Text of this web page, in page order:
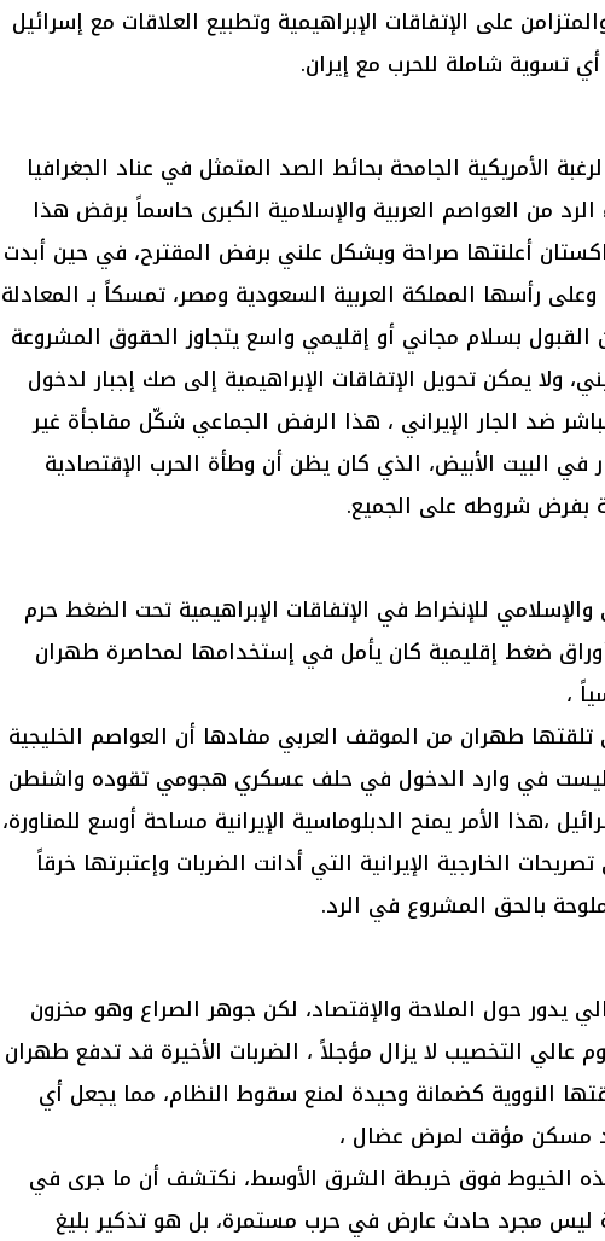
على الإتفاقات الإبراهيمية وتطبيع العلاقات مع إسرائيل
أي تسوية شاملة للحرب مع إيران.
الأمريكية الجامحة بحائط الصد المتمثل في عناد الجغرافيا
الرد من العواصم العربية والإسلامية الكبرى حاسماً برفض هذا
أعلنتها صراحة وبشكل علني برفض المقترح، في حين أبدت
وعلى رأسها المملكة العربية السعودية ومصر، تمسكاً بـ المعادلة
القبول بسلام مجاني أو إقليمي واسع يتجاوز الحقوق المشروعة
ولا يمكن تحويل الإتفاقات الإبراهيمية إلى صك إجبار لدخول
ضد الجار الإيراني ، هذا الرفض الجماعي شكّل مفاجأة غير
في البيت الأبيض، الذي كان يظن أن وطأة الحرب الإقتصادية
بفرض شروطه على الجميع.
للإنخراط في الإتفاقات الإبراهيمية تحت الضغط حرم
ضغط إقليمية كان يأمل في إستخدامها لمحاصرة طهران
،
تلقتها طهران من الموقف العربي مفادها أن العواصم الخليجية
ليست في وارد الدخول في حلف عسكري هجومي تقوده واشنطن
،هذا الأمر يمنح الدبلوماسية الإيرانية مساحة أوسع للمناورة،
الخارجية الإيرانية التي أدانت الضربات وإعتبرتها خرقاً
بالحق المشروع في الرد.
يدور حول الملاحة والإقتصاد، لكن جوهر الصراع وهو مخزون
عالي التخصيب لا يزال مؤجلاً ، الضربات الأخيرة قد تدفع طهران
النووية كضمانة وحيدة لمنع سقوط النظام، مما يجعل أي
مسكن مؤقت لمرض عضال ،
الخيوط فوق خريطة الشرق الأوسط، نكتشف أن ما جرى في
ليس مجرد حادث عارض في حرب مستمرة، بل هو تذكير بليغ